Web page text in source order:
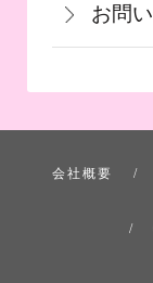
も御座い
せ。
すること
ません。
お問
会社概要